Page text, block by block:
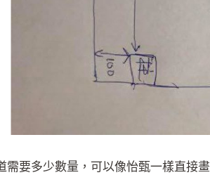
需要多少數量，可以像怡甄一樣直接